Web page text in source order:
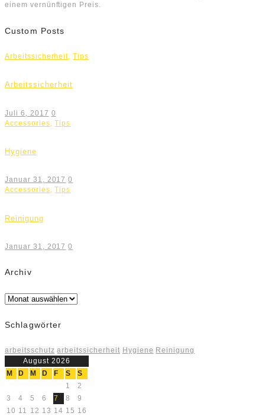
einem vernünftigen Preis.
Custom Posts
Arbeitssicherheit,Tips
Arbeitssicherheit
Juli 6, 2017 0
Accessories ,Tips
Hygiene
Januar 31, 2017 0
Accessories,Tips
Reinigung
Januar 31, 2017 0
Archiv
Archiv
Schlagwörter
arbeitsschutz arbeitssicherheit Hygiene Reinigung
August 2026
M
D M D F S
S
1
2
3
4 5 6 7 8
9
10 11 12 13 14 15 16